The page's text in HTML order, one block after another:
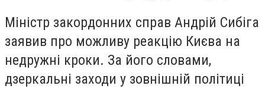
Міністр закордонних справ Андрій Сибіга
заявив про можливу реакцію Києва на
недружні кроки. За його словами,
дзеркальні заходи у зовнішній політиці